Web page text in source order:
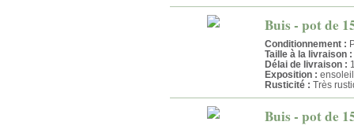
Buis - pot de
Conditionnement :
Taille à la livraison :
Délai de livraison :
Exposition :
Rusticité : Très
Buis - pot de